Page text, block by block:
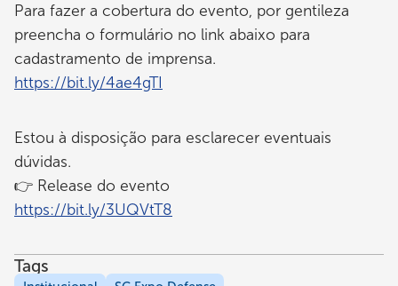
Para fazer a cobertura do evento, por gentileza
preencha o formulário no link abaixo para
cadastramento de imprensa.
https://bit.ly/4ae4gTI
Estou à disposição para esclarecer eventuais
dúvidas.
👉 Release do evento
https://bit.ly/3UQVtT8
Tags